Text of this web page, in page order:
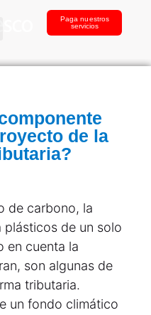
Paga nuestros
servicios
de la
de carbono, la
de un solo
en cuenta la
son algunas de
tributaria.
un fondo climático